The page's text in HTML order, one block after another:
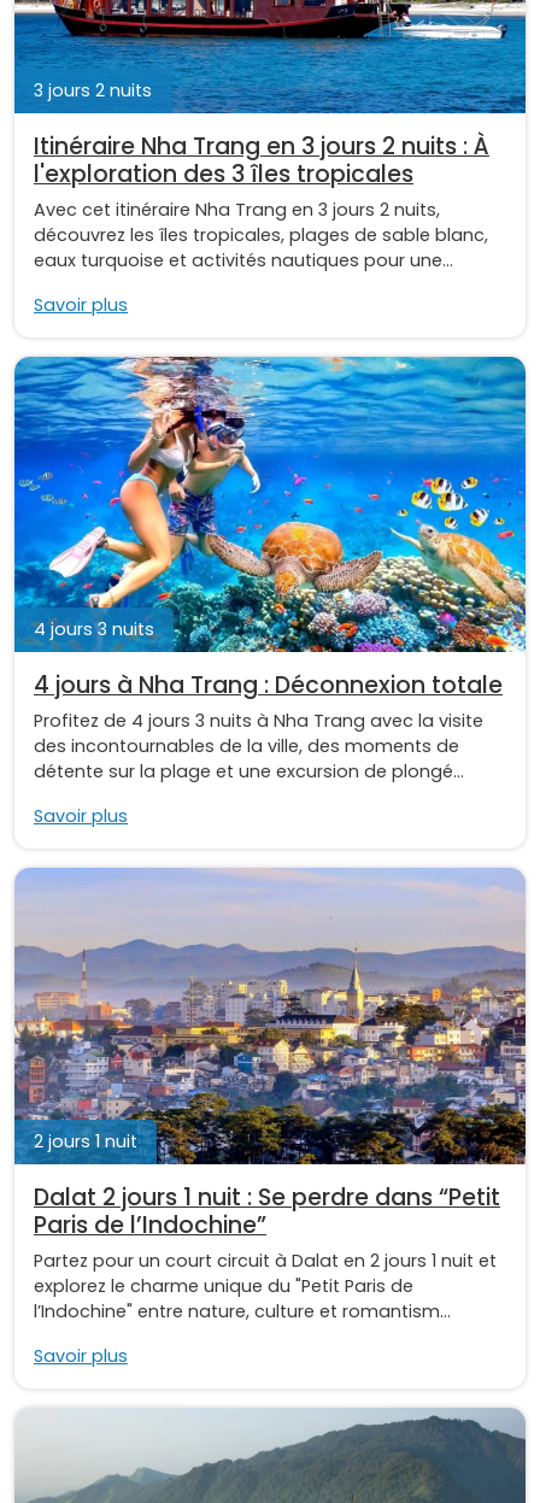
3 jours 2 nuits
Itinéraire Nha Trang en 3 jours 2 nuits : À
l'exploration des 3 îles tropicales
Avec cet itinéraire Nha Trang en 3 jours 2 nuits,
découvrez les îles tropicales, plages de sable blanc,
eaux turquoise et activités nautiques pour une...
Savoir plus
4 jours 3 nuits
4 jours à Nha Trang : Déconnexion totale
Profitez de 4 jours 3 nuits à Nha Trang avec la visite
des incontournables de la ville, des moments de
détente sur la plage et une excursion de plongé...
Savoir plus
2 jours 1 nuit
Dalat 2 jours 1 nuit : Se perdre dans “Petit
Paris de l’Indochine”
Partez pour un court circuit à Dalat en 2 jours 1 nuit et
explorez le charme unique du "Petit Paris de
l’Indochine" entre nature, culture et romantism...
Savoir plus